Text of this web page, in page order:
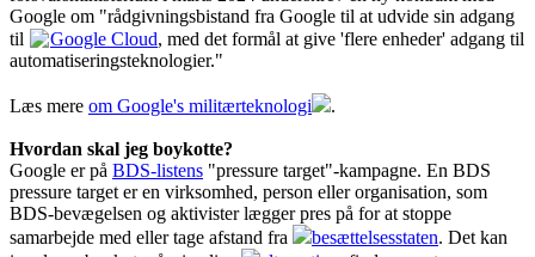
Google om "rådgivningsbistand fra Google til at udvide sin adgang
til
Google Cloud, med det formål at give 'flere enheder' adgang til
automatiseringsteknologier."
Læs mere om Google's militærteknologi .
Hvordan skal jeg boykotte?
Google er på BDS-listens "pressure target"-kampagne. En BDS
pressure target er en virksomhed, person eller organisation, som
BDS-bevægelsen og aktivister lægger pres på for at stoppe
samarbejde med eller tage afstand fra
besættelsesstaten. Det kan